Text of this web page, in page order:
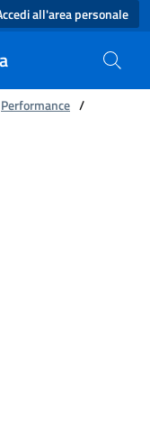
all'area personale
Performance /